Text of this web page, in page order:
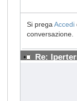
Si prega Accedi
conversazione.
Re: